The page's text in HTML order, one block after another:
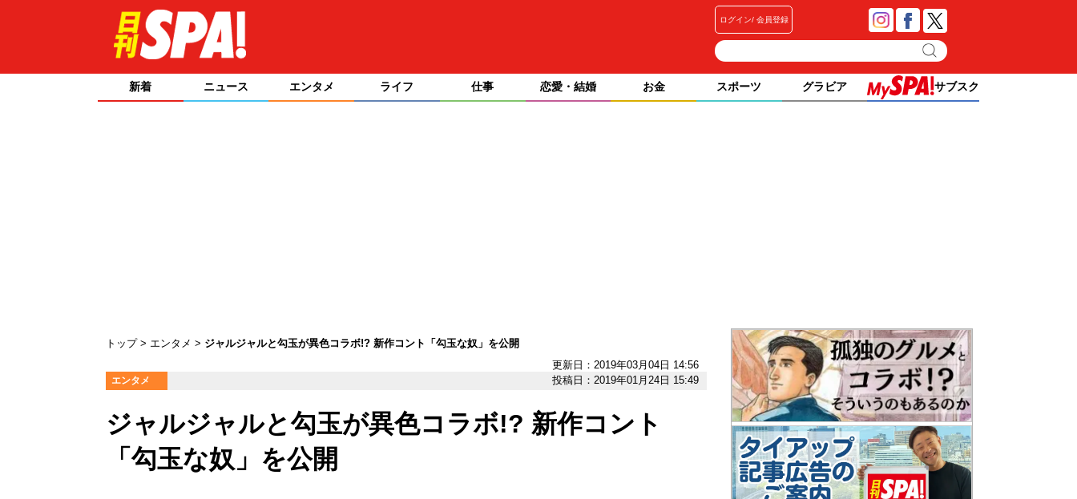
ログイン 会員登録
新着 ニュース エンタメ ライフ 仕事 恋愛・結婚 お金 スポーツ グラビア サブスク
トップ エンタメ
ジャルジャルと勾玉が異色コラボ!? 新作コント「勾玉な奴」を公開
更新日：2019年03月04日 14:56
エンタメ 投稿日：2019年01月24日 15:49
ジャルジャルと勾玉が異色コラボ!? 新作コント
「勾玉な奴」を公開